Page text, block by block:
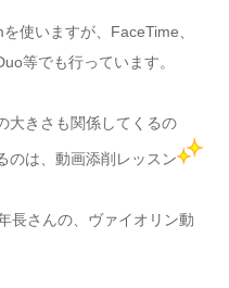
使いますが、FaceTime、
等でも行っています。
大きさも関係してくるの
のは、動画添削レッスン
長さんの、ヴァイオリン動